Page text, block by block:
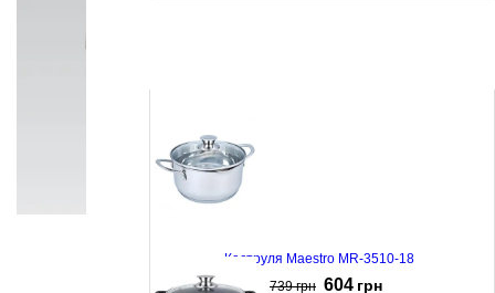
Каструля Maestro MR-3510-18
739 грн 604 грн